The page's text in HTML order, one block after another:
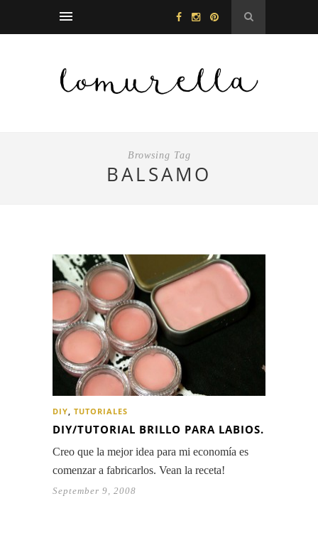
Browsing Tag
BALSAMO
DIY, TUTORIALES
DIY/TUTORIAL BRILLO PARA LABIOS.
Creo que la mejor idea para mi economía es
comenzar a fabricarlos. Vean la receta!
September 9, 2008